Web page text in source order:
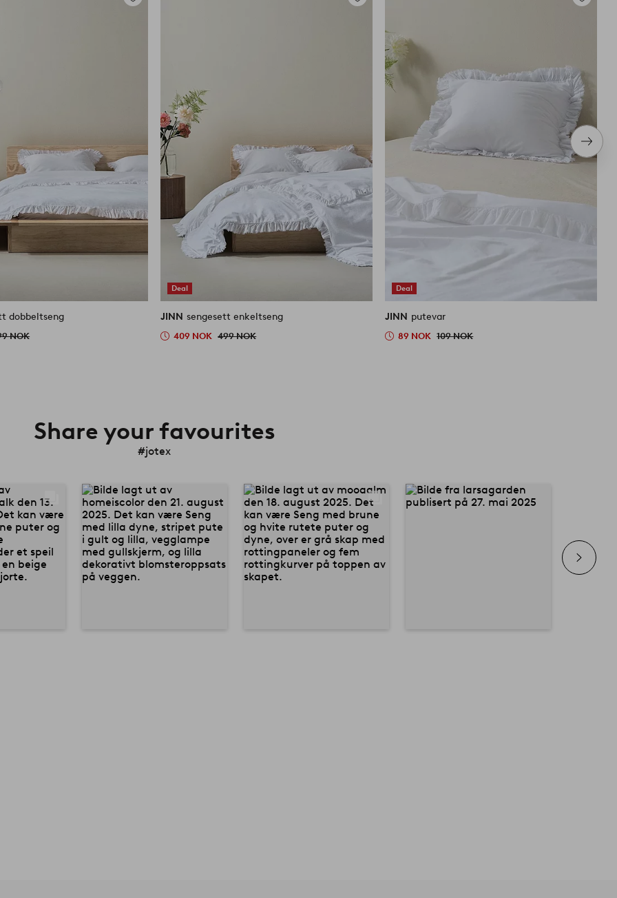
dobbeltseng
NOK
Deal
JINN sengesett enkeltseng
409 NOK 499 NOK
Deal
JINN putevar
89 NOK 109 NOK
Neste
Share your favourites
#jotex